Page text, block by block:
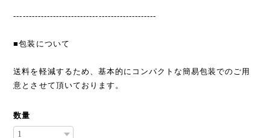
-----------------------------------------------
■包装について
送料を軽減するため、基本的にコンパクトな簡易包装でのご用
意とさせて頂いております。
数量